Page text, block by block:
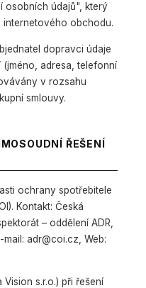
osobních údajů", který
obchodu.
dopravci údaje
adresa, telefonní
v rozsahu
smlouvy.
ŘEŠENÍ
ochrany spotřebitele
Kontakt: Česká
– oddělení ADR,
mail: adr@coi.cz, Web:
s.r.o.) při řešení